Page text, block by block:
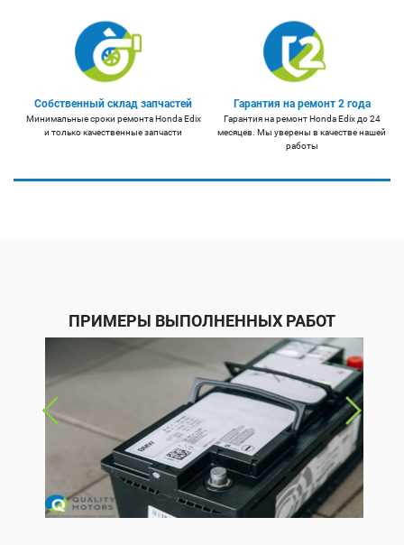
Собственный склад запчастей
Минимальные сроки ремонта Honda Edix
и только качественные запчасти
Гарантия на ремонт 2 года
Гарантия на ремонт Honda Edix до 24
месяцев. Мы уверены в качестве нашей
работы
ПРИМЕРЫ ВЫПОЛНЕННЫХ РАБОТ